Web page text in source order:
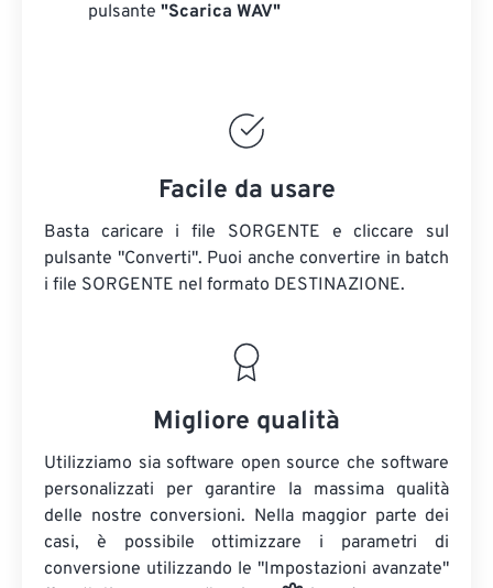
pulsante "Scarica WAV"
Facile da usare
Basta caricare i file SORGENTE e cliccare sul
pulsante "Converti". Puoi anche convertire in batch
i file SORGENTE nel formato DESTINAZIONE.
Migliore qualità
Utilizziamo sia software open source che software
personalizzati per garantire la massima qualità
delle nostre conversioni. Nella maggior parte dei
casi, è possibile ottimizzare i parametri di
conversione utilizzando le "Impostazioni avanzate"